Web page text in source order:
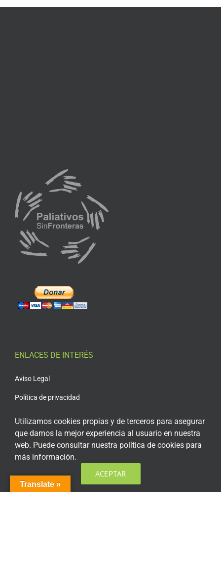
ENLACES DE INTERÉS
Aviso Legal
Política de privacidad
Política de cookies
Condiciones generales de contratación
Acceso plataforma de teleformación
Translate »
Utilizamos cookies propias y de terceros para asegurar
que damos la mejor experiencia al usuario en nuestra
web. Puede consultar nuestra política de cookies para
más información.
ACEPTAR